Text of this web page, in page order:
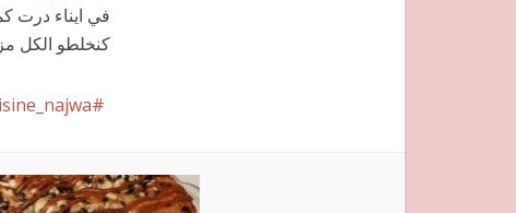
كنخلطو الكل